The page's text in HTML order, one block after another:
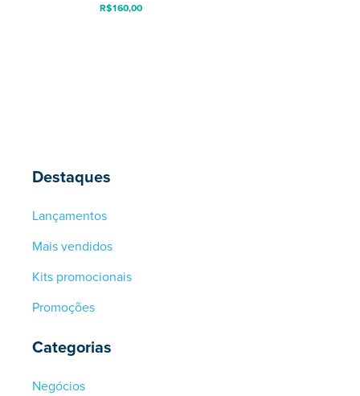
Destaques
Lançamentos
Mais vendidos
Kits promocionais
Promoções
Categorias
Negócios
R$160,00